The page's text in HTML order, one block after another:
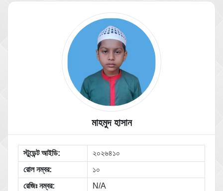
মাহমুদ হাসান
স্টুডেন্ট আইডি:
২০২৬৪১০
রোল নম্বর:
১০
রেজিঃ নম্বর:
N/A